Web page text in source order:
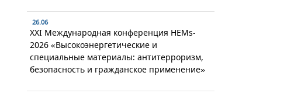
26.06
XXI Международная конференция HEMs-
2026 «Высокоэнергетические и
специальные материалы: антитерроризм,
безопасность и гражданское применение»